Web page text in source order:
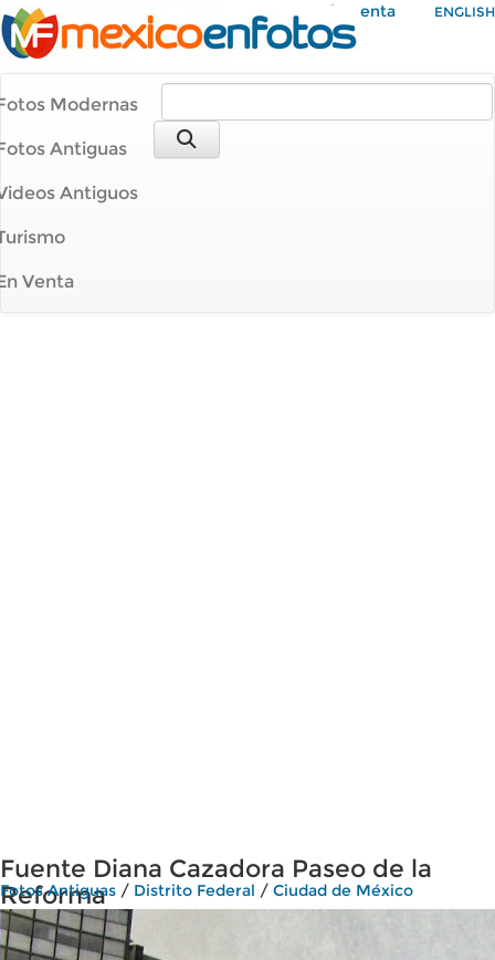
Mi Cuenta ENGLISH
Modernas
Antiguas
Antiguos
Venta
Fuente Diana Cazadora Paseo de la
Reforma
Fotos Antiguas / Distrito Federal / Ciudad de México